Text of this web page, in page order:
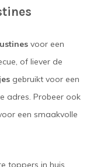
voor een
of liever de
gebruikt voor een
adres. Probeer ook
een smaakvolle
toppers in huis